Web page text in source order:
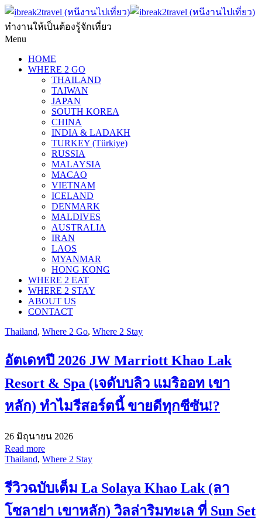
ทำงานให้เป็นต้องรู้จักเที่ยว
Menu
HOME
WHERE 2 GO
THAILAND
TAIWAN
JAPAN
SOUTH KOREA
CHINA
INDIA & LADAKH
TURKEY (Türkiye)
RUSSIA
MALAYSIA
MACAO
VIETNAM
ICELAND
DENMARK
MALDIVES
AUSTRALIA
IRAN
LAOS
MYANMAR
HONG KONG
WHERE 2 EAT
WHERE 2 STAY
ABOUT US
CONTACT
Thailand, Where 2 Go, Where 2 Stay
อัตเดทปี 2026 JW Marriott Khao Lak
Resort & Spa (เจดับบลิว แมริออท เขา
หลัก) ทำไมรีสอร์ตนี้ ขายดีทุกซีซัน!?
26 มิถุนายน 2026
Read more
Thailand, Where 2 Stay
รีวิวฉบับเต็ม La Solaya Khao Lak (ลา
โซลาย่า เขาหลัก) วิลล่าริมทะเล ที่ Sun Set